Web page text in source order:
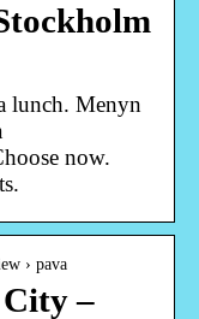
lunch. Menyn
now.
› pava
City –